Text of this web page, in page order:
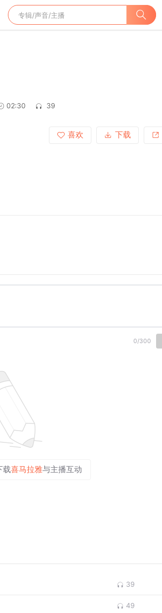
02:30
39
喜欢
下载
0/300
载喜马拉雅与主播互动
39
49